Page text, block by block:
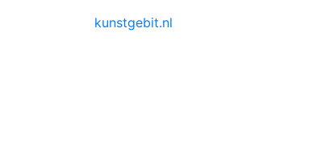
kunstgebit.nl